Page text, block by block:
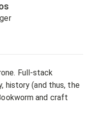
Full-stack
history (and thus, the
and craft